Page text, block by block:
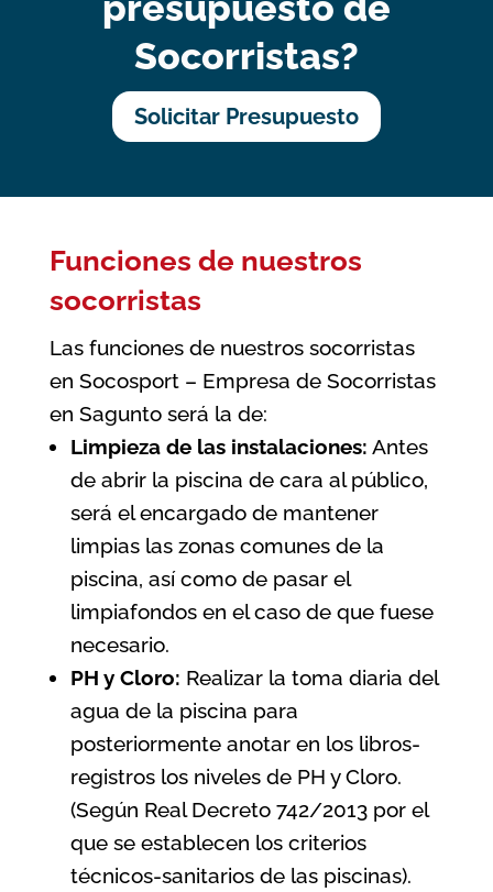
Socorristas?
Solicitar Presupuesto
Funciones de nuestros
socorristas
Las funciones de nuestros socorristas
en Socosport – Empresa de Socorristas
en Sagunto será la de:
Limpieza de las instalaciones: Antes
de abrir la piscina de cara al público,
será el encargado de mantener
limpias las zonas comunes de la
piscina, así como de pasar el
limpiafondos en el caso de que fuese
necesario.
PH y Cloro: Realizar la toma diaria del
agua de la piscina para
posteriormente anotar en los libros-
registros los niveles de PH y Cloro.
(Según Real Decreto 742/2013 por el
que se establecen los criterios
técnicos-sanitarios de las piscinas).